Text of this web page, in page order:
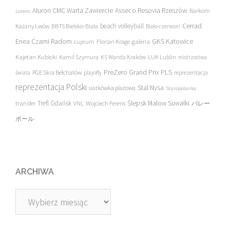
Lorenc Aluron CMC Warta Zawiercie Asseco Resovia Rzeszów Barkom
Każany Lwów BBTS Bielsko-Biała beach volleyball Biało-czerwoni Cerrad
Enea Czarni Radom cuprum Florian Krage galeria GKS Katowice
Kajetan Kubicki Kamil Szymura KS Wanda Kraków LUK Lublin mistrzostwa
świata PGE Skra Bełchatów playoffy PreZero Grand Prix PLS reprezentacja
reprezentacja Polski siatkówka plażowa Stal Nysa Staropolanka
transfer Trefl Gdańsk VNL Wojciech Ferens Ślepsk Malow Suwałki バレー
ボール
ARCHIWA
Archiwa